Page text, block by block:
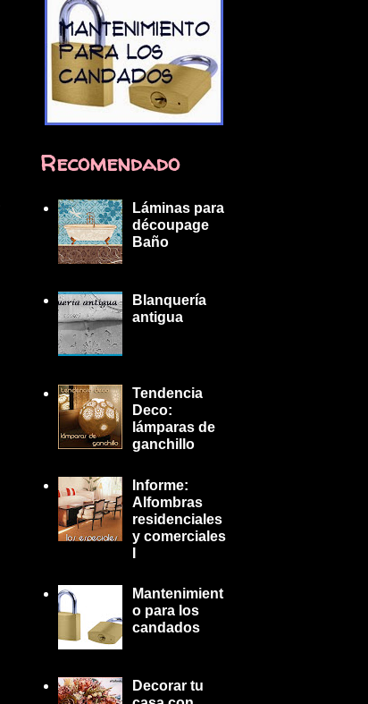
Recomendado
Láminas para
découpage
Baño
Blanquería
antigua
Tendencia
Deco:
lámparas de
ganchillo
Informe:
Alfombras
residenciales
y comerciales
Mantenimient
o para los
candados
Decorar tu